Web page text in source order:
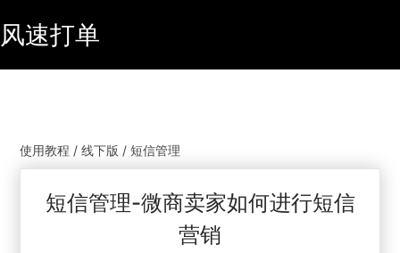
风速打单
使用教程 / 线下版 / 短信管理
短信管理-微商卖家如何进行短信
营销